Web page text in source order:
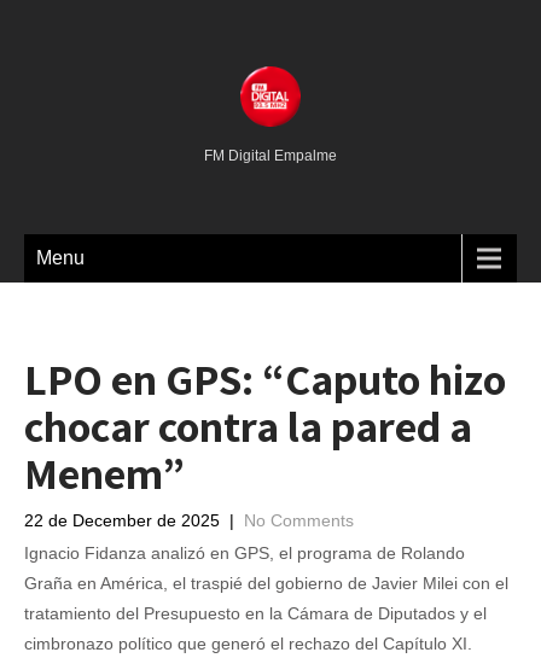
FM Digital Empalme
Menu
LPO en GPS: “Caputo hizo
chocar contra la pared a
Menem”
22 de December de 2025 | No Comments
Ignacio Fidanza analizó en GPS, el programa de Rolando
Graña en América, el traspié del gobierno de Javier Milei con el
tratamiento del Presupuesto en la Cámara de Diputados y el
cimbronazo político que generó el rechazo del Capítulo XI.